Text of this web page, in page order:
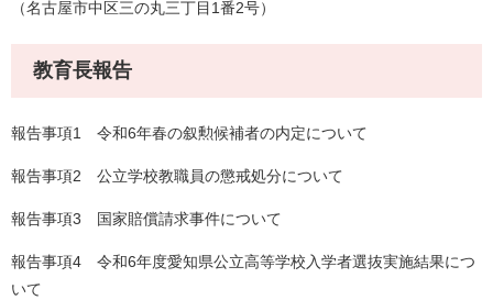
（名古屋市中区三の丸三丁目1番2号）
教育長報告
報告事項1 令和6年春の叙勲候補者の内定について
報告事項2 公立学校教職員の懲戒処分について
報告事項3 国家賠償請求事件について
報告事項4 令和6年度愛知県公立高等学校入学者選抜実施結果につ
いて